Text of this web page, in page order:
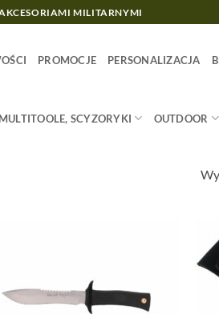
MILITARNYMI
PROMOCJE PERSONALIZACJA
SCYZORYKI OUTDOOR